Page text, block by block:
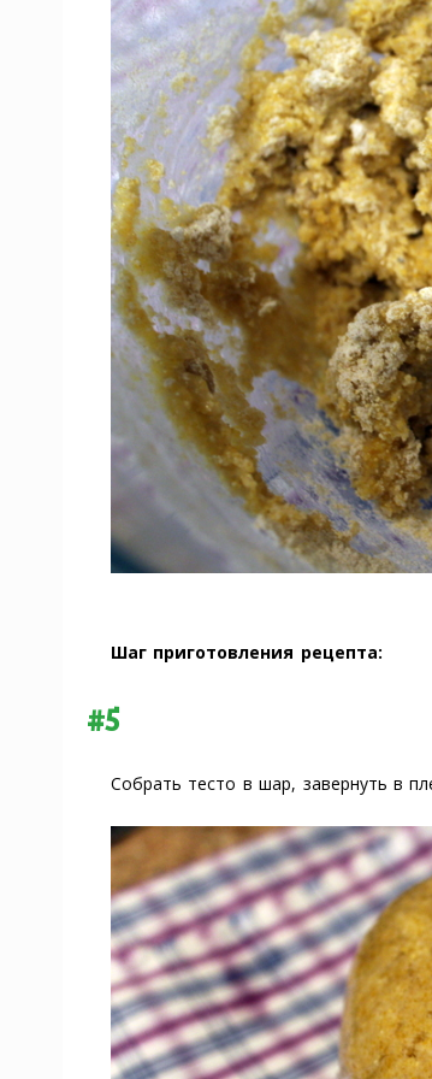
Шаг приготовления рецепта:
#5
Собрать тесто в шар, завернуть в